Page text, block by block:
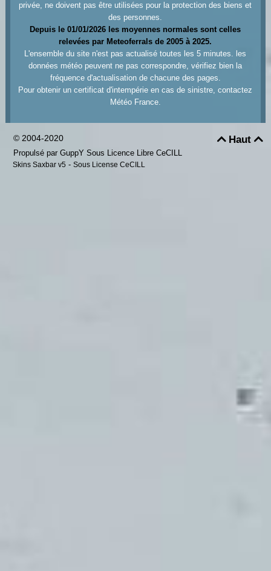
privée, ne doivent pas être utilisées pour la protection des biens et
des personnes.
Depuis le 01/01/2026 les moyennes normales sont celles
relevées par Meteoferrals de 2005 à 2025.
L'ensemble du site n'est pas actualisé toutes les 5 minutes. les
données météo peuvent ne pas correspondre, vérifiez bien la
fréquence d'actualisation de chacune des pages.
Pour obtenir un certificat d'intempérie en cas de sinistre, contactez
Météo France.
Haut
© 2004-2020
Propulsé par GuppY Sous Licence Libre CeCILL
Skins Saxbar v5 - Sous License CeCILL